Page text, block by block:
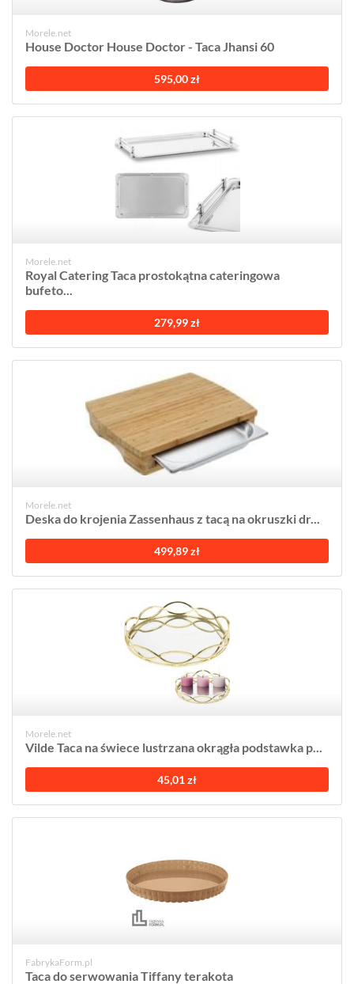
Morele.net
House Doctor House Doctor - Taca Jhansi 60
595,00 zł
Morele.net
Royal Catering Taca prostokątna cateringowa
bufeto...
279,99 zł
Morele.net
Deska do krojenia Zassenhaus z tacą na okruszki dr...
499,89 zł
Morele.net
Vilde Taca na świece lustrzana okrągła podstawka p...
45,01 zł
FabrykaForm.pl
Taca do serwowania Tiffany terakota